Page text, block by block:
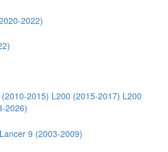
2022)
2015) L200 (2015-2017) L200
2026)
Lancer 9 (2003-2009)